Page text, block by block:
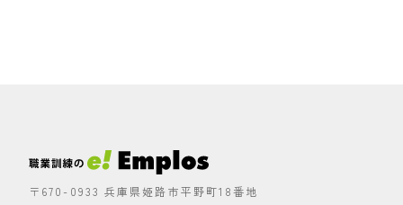
〒670-0933 兵庫県姫路市平野町18番地